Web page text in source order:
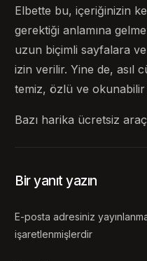
Elbette bu, içeriğinizin
gerektiği anlamına
uzun biçimli sayfalara
izin verilir. Yine de, asıl
temiz, özlü ve okunabilir
Bazı harika ücretsiz
Bir yanıt yazın
E-posta adresiniz
işaretlenmişlerdir